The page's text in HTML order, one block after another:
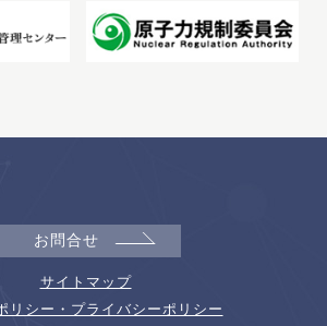
お問合せ
サイトマップ
リシー・プライバシーポリシー